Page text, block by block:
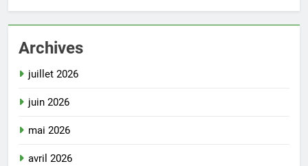
Archives
juillet 2026
juin 2026
mai 2026
avril 2026